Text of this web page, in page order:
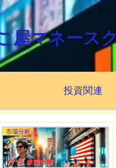
屋マネース
投資関連
市場分析